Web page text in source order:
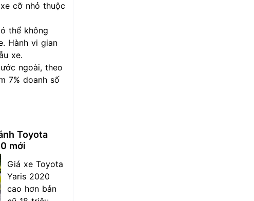
cỡ nhỏ thuộc
thể không
Hành vi gian
xe.
ngoài, theo
7% doanh số
Toyota
mới
Giá xe Toyota
Yaris 2020
cao hơn bản